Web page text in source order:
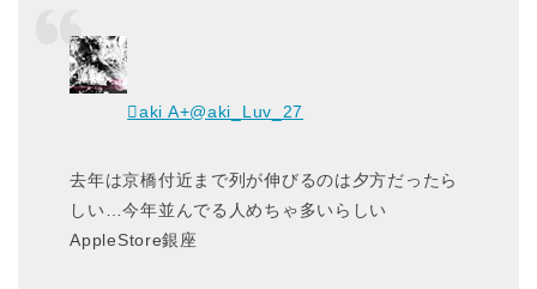
aki A+@aki_Luv_27
去年は京橋付近まで列が伸びるのは夕方だったら
しい…今年並んでる人めちゃ多いらしい
AppleStore銀座